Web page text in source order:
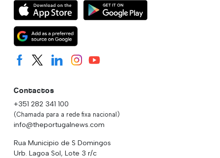
Contactos
+351 282 341 100
(Chamada para a rede fixa nacional)
info@theportugalnews.com
Rua Municipio de S Domingos
Urb. Lagoa Sol, Lote 3 r/c